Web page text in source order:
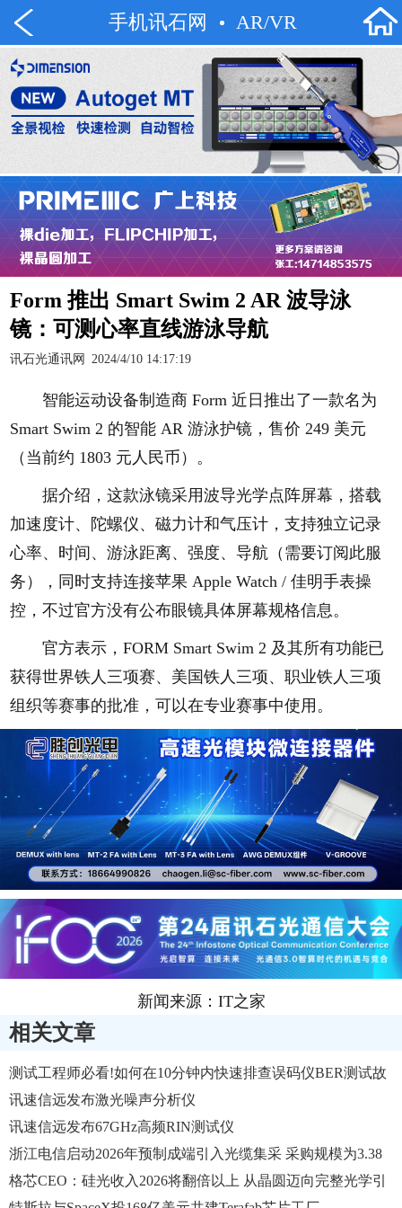
手机讯石网 AR/VR
Form 推出 Smart Swim 2 AR 波导泳
镜：可测心率直线游泳导航
讯石光通讯网 2024/4/10 14:17:19
智能运动设备制造商 Form 近日推出了一款名为
Smart Swim 2 的智能 AR 游泳护镜，售价 249 美元
（当前约 1803 元人民币）。
据介绍，这款泳镜采用波导光学点阵屏幕，搭载
加速度计、陀螺仪、磁力计和气压计，支持独立记录
心率、时间、游泳距离、强度、导航（需要订阅此服
务），同时支持连接苹果 Apple Watch / 佳明手表操
控，不过官方没有公布眼镜具体屏幕规格信息。
官方表示，FORM Smart Swim 2 及其所有功能已
获得世界铁人三项赛、美国铁人三项、职业铁人三项
组织等赛事的批准，可以在专业赛事中使用。
新闻来源：IT之家
相关文章
测试工程师必看!如何在10分钟内快速排查误码仪BER测试故
障
讯速信远发布激光噪声分析仪
讯速信远发布67GHz高频RIN测试仪
浙江电信启动2026年预制成端引入光缆集采 采购规模为3.38
万芯公里
格芯CEO：硅光收入2026将翻倍以上 从晶圆迈向完整光学引